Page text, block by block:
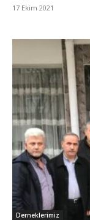
17 Ekim 2021
Derneklerimiz